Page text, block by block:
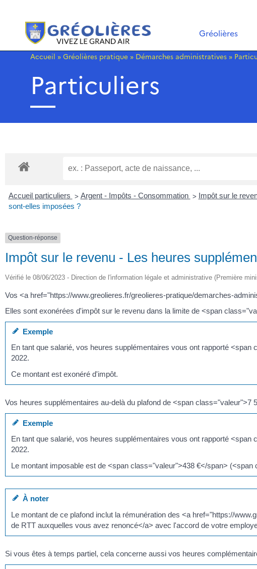
Gréolières
Accueil » Gréolières pratique » Démarches administratives »
Particuliers
Accueil particuliers > Argent - Impôts - Consommation > Impôt sur le
sont-elles imposées ?
Question-réponse
Impôt sur le revenu - Les heures
Vérifié le 08/06/2023 - Direction de l'information légale et administrative (Première
Vos <a href="https://www.greolieres.fr/greolieres-pratique/demarches-
Elles sont exonérées d'impôt sur le revenu dans la limite de <span
Exemple
En tant que salarié, vos heures supplémentaires vous ont rapporté
2022.
Ce montant est exonéré d'impôt.
Vos heures supplémentaires au-delà du plafond de <span
Exemple
En tant que salarié, vos heures supplémentaires vous ont rapporté
2022.
Le montant imposable est de <span class="valeur">438 €</span>
À noter
Le montant de ce plafond inclut la rémunération des <a href="https://
de RTT auxquelles vous avez renoncé</a> avec l'accord de votre
Si vous êtes à temps partiel, cela concerne aussi vos heures